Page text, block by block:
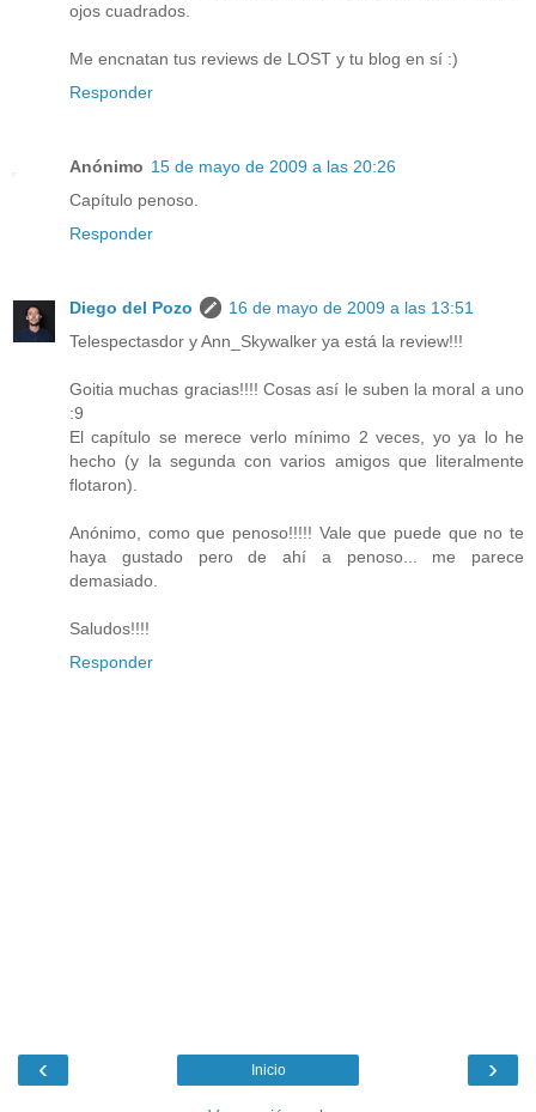
ojos cuadrados.
Me encnatan tus reviews de LOST y tu blog en sí :)
Responder
Anónimo 15 de mayo de 2009 a las 20:26
Capítulo penoso.
Responder
Diego del Pozo
16 de mayo de 2009 a las 13:51
Telespectasdor y Ann_Skywalker ya está la review!!!
Goitia muchas gracias!!!! Cosas así le suben la moral a uno
:9
El capítulo se merece verlo mínimo 2 veces, yo ya lo he
hecho (y la segunda con varios amigos que literalmente
flotaron).
Anónimo, como que penoso!!!!! Vale que puede que no te
haya gustado pero de ahí a penoso... me parece
demasiado.
Saludos!!!!
Responder
‹ ›
Inicio